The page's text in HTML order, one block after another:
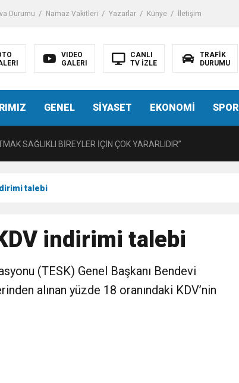
Durumu Namaz Vakitleri Yazarlar Künye İletişim
VIDEO
GALERI
CANLI
TV İZLE
TRAFİK
DURUMU
GENEL SİYASET EKONOMİ SPOR
LİSELİLERE BİLGİLENDİRME
SAĞLIKLI BİREYLER İÇİN ÇOK YARARLIDIR”
okuyucuyla buluşturdu
talebi
indirimi talebi
(TESK) Genel Başkanı Bendevi
alınan yüzde 18 oranındaki KDV’nin